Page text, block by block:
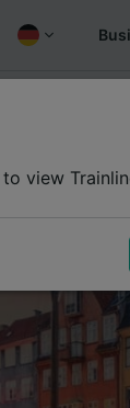
view